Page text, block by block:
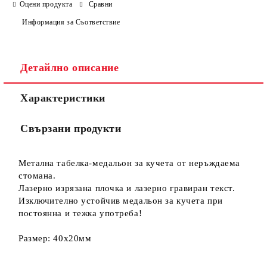
Оцени продукта Сравни
Информация за Съответствие
Детайлно описание
Характеристики
Свързани продукти
Метална табелка-медальон за кучета от неръждаема
стомана.
Лазерно изрязана плочка и лазерно гравиран текст.
Изключително устойчив медальон за кучета при
постоянна и тежка употреба!
Размер: 40х20мм